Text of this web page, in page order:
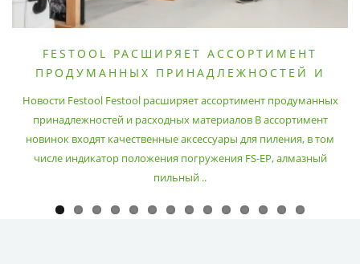
FESTOOL РАСШИРЯЕТ АССОРТИМЕНТ
ПРОДУМАННЫХ ПРИНАДЛЕЖНОСТЕЙ И
Новости Festool Festool расширяет ассортимент продуманных
принадлежностей и расходных материалов В ассортимент
новинок входят качественные аксессуары для пиления, в том
числе индикатор положения погружения FS-EP, алмазный
пильный ..